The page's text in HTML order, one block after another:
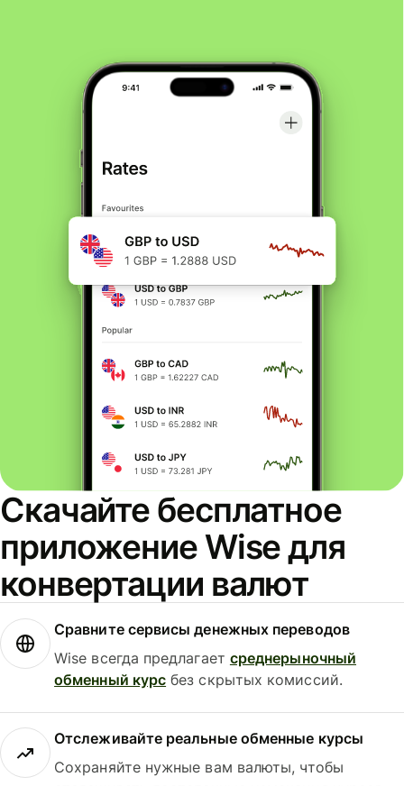
Скачайте бесплатное
приложение Wise для
конвертации валют
Сравните сервисы денежных переводов
Wise всегда предлагает среднерыночный
обменный курс без скрытых комиссий.
Отслеживайте реальные обменные курсы
Сохраняйте нужные вам валюты, чтобы